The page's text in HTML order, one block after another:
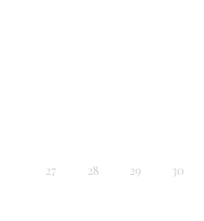
27 28 29 30